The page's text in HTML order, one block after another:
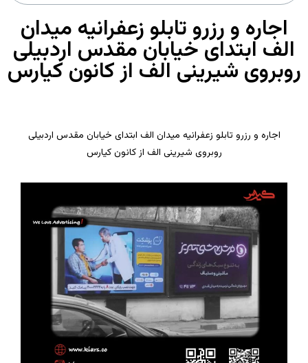
اجاره و رزرو تابلو زعفرانیه میدان
الف ابتدای خیابان مقدس اردبیلی
روبروی شیرینی الف از کانون کیارس
اجاره و رزرو تابلو زعفرانیه میدان الف ابتدای خیابان مقدس اردبیلی
روبروی شیرینی الف از کانون کیارس